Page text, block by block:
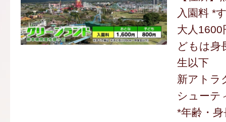
入園料 *
大人1600
どもは身
生以下
新アトラ
シューテ
*年齢・